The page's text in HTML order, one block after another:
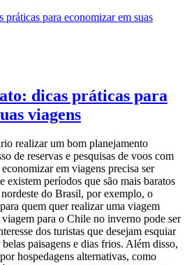
dicas práticas para
viagens
realizar um bom planejamento
de reservas e pesquisas de voos com
em viagens precisa ser
existem períodos que são mais baratos
do Brasil, por exemplo, o
quem quer realizar uma viagem
para o Chile no inverno pode ser
dos turistas que desejam esquiar
paisagens e dias frios. Além disso,
hospedagens alternativas, como